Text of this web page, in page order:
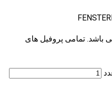
4 شاخه 6 متری می باشد. تمامی پروفیل های